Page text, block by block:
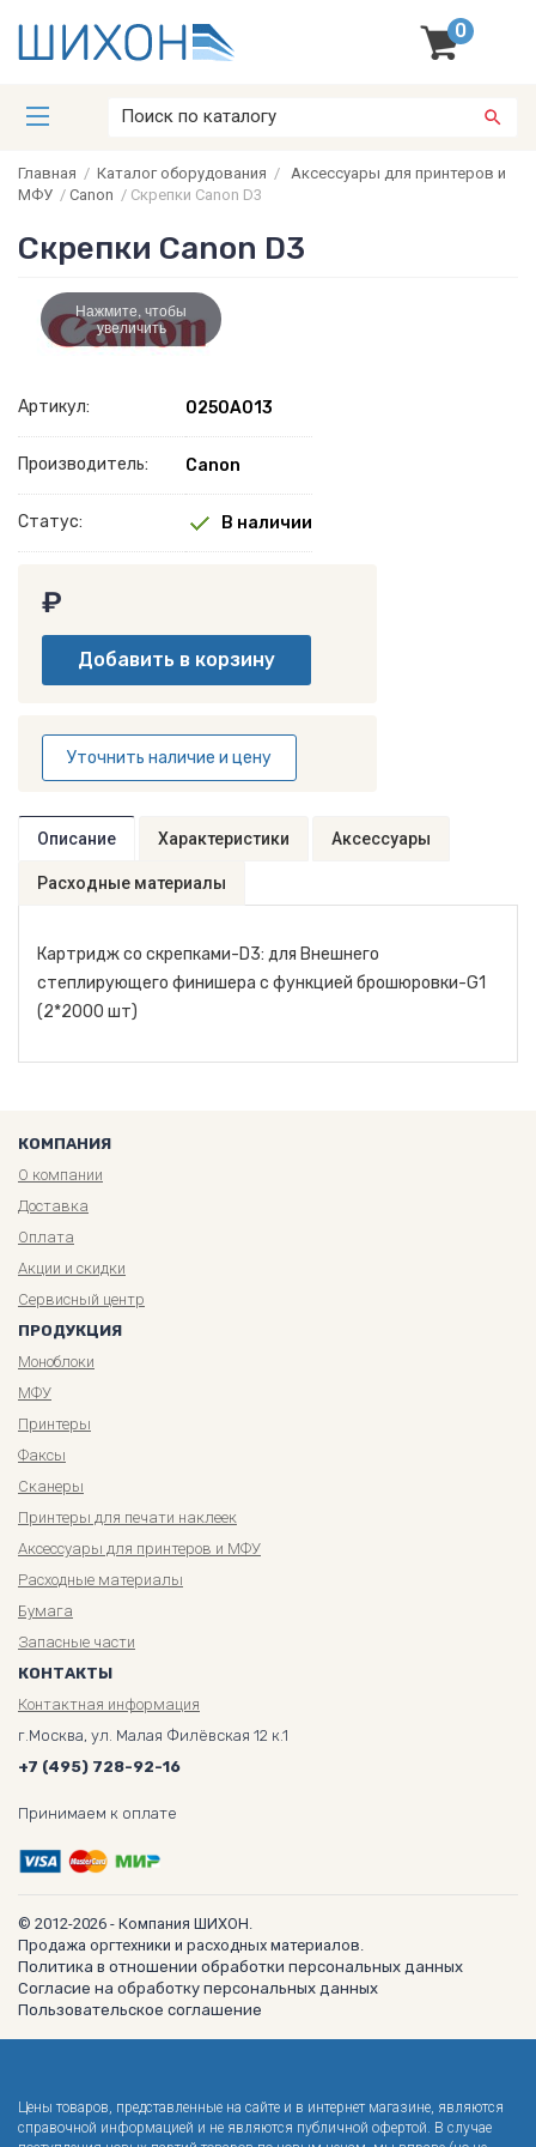
0
Главная / Каталог оборудования / Аксессуары для принтеров и
МФУ / Canon / Скрепки Canon D3
Скрепки Canon D3
Нажмите, чтобы
увеличить
Артикул: 0250A013
Производитель: Canon
Статус: В наличии
₽
Уточнить наличие и цену
Описание Характеристики Аксессуары
Расходные материалы
Картридж со скрепками-D3: для Внешнего
степлирующего финишера с функцией брошюровки-G1
(2*2000 шт)
КОМПАНИЯ
О компании
Доставка
Оплата
Акции и скидки
Сервисный центр
ПРОДУКЦИЯ
Моноблоки
МФУ
Принтеры
Факсы
Сканеры
Принтеры для печати наклеек
Аксессуары для принтеров и МФУ
Расходные материалы
Бумага
Запасные части
КОНТАКТЫ
Контактная информация
г.Москва, ул. Малая Филёвская 12 к.1
+7 (495) 728-92-16
Принимаем к оплате
© 2012-2026 - Компания ШИХОН.
Продажа оргтехники и расходных материалов.
Политика в отношении обработки персональных данных
Согласие на обработку персональных данных
Пользовательское соглашение
Цены товаров, представленные на сайте и в интернет магазине, являются
справочной информацией и не являются публичной офертой. В случае